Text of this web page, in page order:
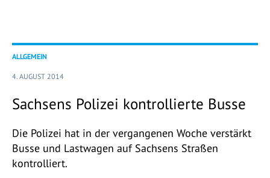
ALLGEMEIN
4. AUGUST 2014
Sachsens Polizei kontrollierte Busse
Die Polizei hat in der vergangenen Woche verstärkt
Busse und Lastwagen auf Sachsens Straßen
kontrolliert.